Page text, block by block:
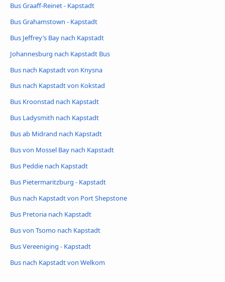
Bus Graaff-Reinet - Kapstadt
Bus Grahamstown - Kapstadt
Bus Jeffrey’s Bay nach Kapstadt
Johannesburg nach Kapstadt Bus
Bus nach Kapstadt von Knysna
Bus nach Kapstadt von Kokstad
Bus Kroonstad nach Kapstadt
Bus Ladysmith nach Kapstadt
Bus ab Midrand nach Kapstadt
Bus von Mossel Bay nach Kapstadt
Bus Peddie nach Kapstadt
Bus Pietermaritzburg - Kapstadt
Bus nach Kapstadt von Port Shepstone
Bus Pretoria nach Kapstadt
Bus von Tsomo nach Kapstadt
Bus Vereeniging - Kapstadt
Bus nach Kapstadt von Welkom